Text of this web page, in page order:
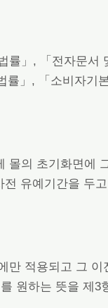
」, 「전자문서
」, 「소비자기
의 초기화면에
유예기간을 두
적용되고 그
원하는 뜻을 제3